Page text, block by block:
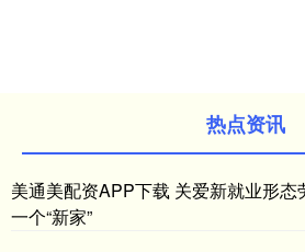
热点资讯
美通美配资APP下载 关爱新就业形态
一个“新家”